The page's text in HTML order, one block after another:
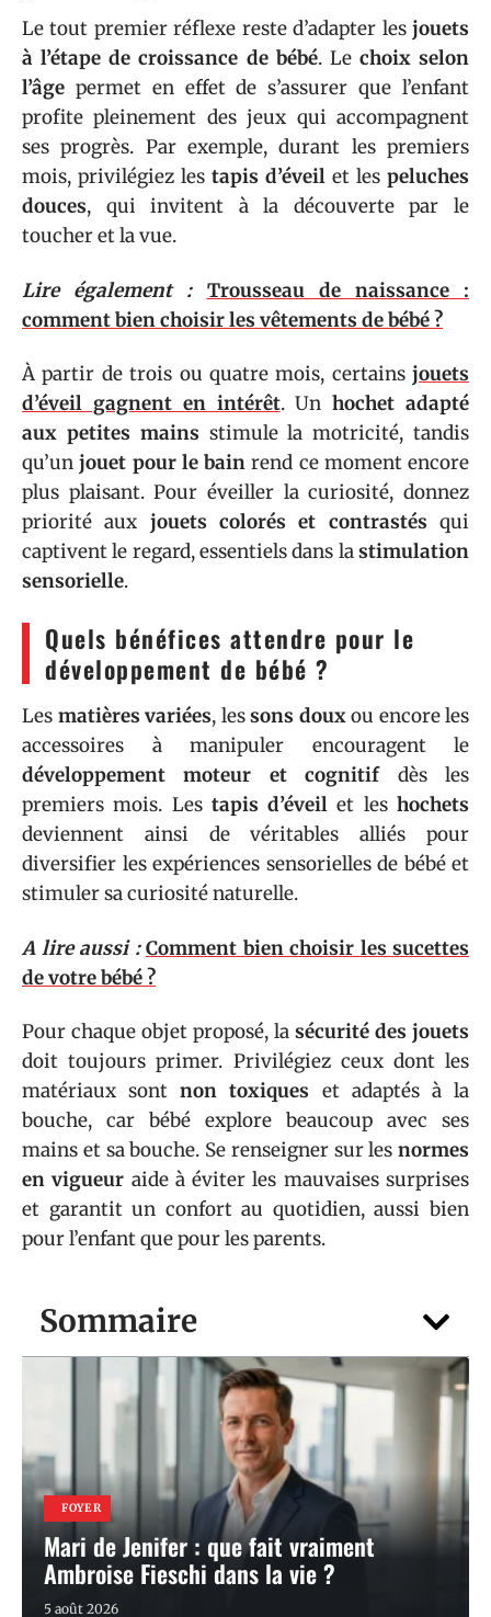
Sommaire
FOYER
Mari de Jenifer : que fait vraiment
Ambroise Fieschi dans la vie ?
5 août 2026
Le tout premier réflexe reste d’adapter les jouets
à l’étape de croissance de bébé. Le choix selon
l’âge permet en effet de s’assurer que l’enfant
profite pleinement des jeux qui accompagnent
ses progrès. Par exemple, durant les premiers
mois, privilégiez les tapis d’éveil et les peluches
douces, qui invitent à la découverte par le
toucher et la vue.
Lire également :
Trousseau de naissance :
comment bien choisir les vêtements de bébé ?
À partir de trois ou quatre mois, certains jouets
d’éveil gagnent en intérêt. Unhochet adapté
aux petites mains stimule la motricité, tandis
qu’unjouet pour le bain rend ce moment encore
plus plaisant. Pour éveiller la curiosité, donnez
priorité aux jouets colorés et contrastés qui
captivent le regard, essentiels dans lastimulation
sensorielle.
Quels bénéfices attendre pour le
développement de bébé ?
Les matières variées, lessons douxou encore les
accessoires à manipuler encouragent le
développement moteur et cognitifdès les
premiers mois. Les tapis d’éveil et leshochets
deviennent ainsi de véritables alliés pour
diversifier les expériences sensorielles de bébé et
stimuler sa curiosité naturelle.
A lire aussi : Comment bien choisir les sucettes
de votre bébé ?
Pour chaque objet proposé, la sécurité des jouets
doit toujours primer. Privilégiez ceux dont les
matériaux sontnon toxiques et adaptés à la
bouche, car bébé explore beaucoup avec ses
mains et sa bouche. Se renseigner sur les normes
en vigueur aide à éviter les mauvaises surprises
et garantit un confort au quotidien, aussi bien
pour l’enfant que pour les parents.